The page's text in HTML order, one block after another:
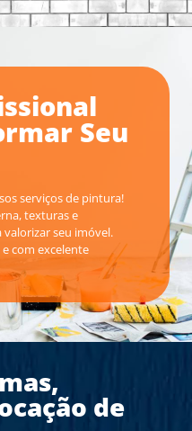
Seu
serviços de pintura!
texturas e
seu imóvel.
com excelente
de